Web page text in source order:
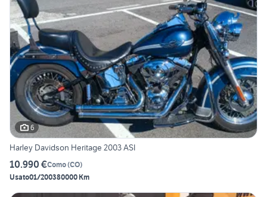
6
Harley Davidson Heritage 2003 ASI
10.990 €Como(CO)
Usato01/200380000 Km